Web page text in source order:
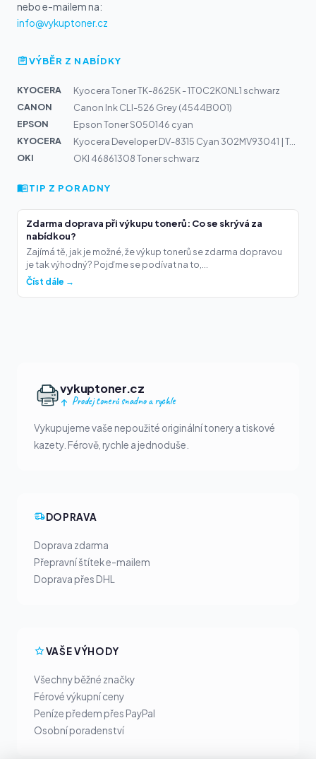
nebo e-mailem na:
info@vykuptoner.cz
VÝBĚR Z NABÍDKY
KYOCERA
Kyocera Toner TK-8625K - 1T0C2K0NL1 schwarz
CANON
Canon Ink CLI-526 Grey (4544B001)
EPSON
Epson Toner S050146 cyan
KYOCERA
Kyocera Developer DV-8315 Cyan 302MV93041 | TASKalfa 25...
OKI
OKI 46861308 Toner schwarz
TIP Z PORADNY
Zdarma doprava při výkupu tonerů: Co se skrývá za
nabídkou?
Zajímá tě, jak je možné, že výkup tonerů se zdarma dopravou
je tak výhodný? Pojďme se podívat na to,...
Číst dále →
vykuptoner.cz
Prodej tonerů snadno a rychle
Vykupujeme vaše nepoužité originální tonery a tiskové
kazety. Férově, rychle a jednoduše.
DOPRAVA
Doprava zdarma
Přepravní štítek e-mailem
Doprava přes DHL
VAŠE VÝHODY
Všechny běžné značky
Férové výkupní ceny
Peníze předem přes PayPal
Osobní poradenství